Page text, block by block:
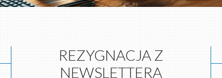
REZYGNACJA Z
NEWSLETTERA